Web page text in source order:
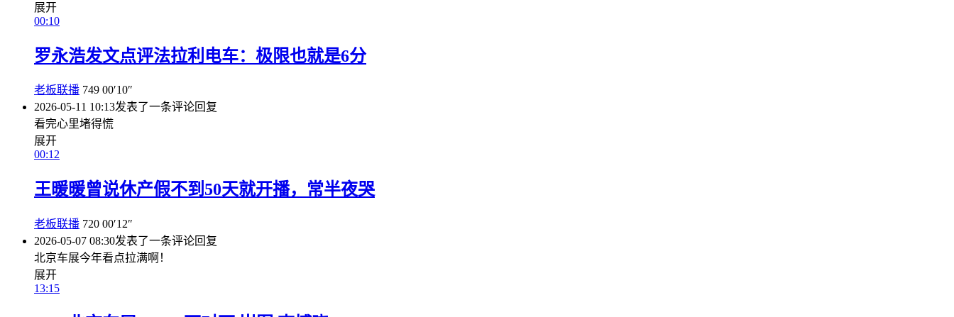
展开
00:10
罗永浩发文点评法拉利电车：极限也就是6分
老板联播 749 00′10″
2026-05-11 10:13发表了一条评论回复
看完心里堵得慌
展开
00:12
王暖暖曾说休产假不到50天就开播，常半夜哭
老板联播 720 00′12″
2026-05-07 08:30发表了一条评论回复
北京车展今年看点拉满啊！
展开
13:15